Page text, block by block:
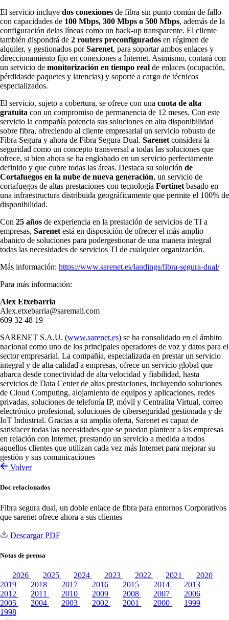
El servicio incluye dos conexiones de fibra sin punto común de fallo
con capacidades de 100 Mbps, 300 Mbps o 500 Mbps, además de la
configuración delas líneas como un back-up transparente. El cliente
también dispondrá de 2 routers preconfigurados en régimen de
alquiler, y gestionados porSarenet, para soportar ambos enlaces y
direccionamiento fijo en conexiones a Internet. Asimismo, contará con
un servicio de monitorización en tiempo real de enlaces (ocupación,
pérdidasde paquetes y latencias) y soporte a cargo de técnicos
especializados.
El servicio, sujeto a cobertura, se ofrece con una cuota de alta
gratuita con un compromiso de permanencia de 12 meses. Con este
servicio la compañía potencia sus soluciones en alta disponibilidad
sobre fibra, ofreciendo al cliente empresarial un servicio robusto de
Fibra Segura y ahora de Fibra Segura Dual. Sarenet considera la
seguridad como un concepto transversal a todas las soluciones que
ofrece, si bien ahora se ha englobado en un servicio perfectamente
definido y que cubre todas las áreas. Destaca su solución de
Cortafuegos en la nube de nueva generación, un servicio de
cortafuegos de altas prestaciones con tecnología Fortinet basado en
una infraestructura distribuida geográficamente que permite el 100% de
disponibilidad.
Con 25 años de experiencia en la prestación de servicios de TI a
empresas, Sarenet está en disposición de ofrecer el más amplio
abanico de soluciones para podergestionar de una manera integral
todas las necesidades de servicios TI de cualquier organización.
Más información: https://www.sarenet.es/landings/fibra-segura-dual/
Para más información:
Alex Etxebarria
Alex.etxebarria@saremail.com
609 32 48 19
SARENET S.A.U. (www.sarenet.es) se ha consolidado en el ámbito
nacional como uno de los principales operadores de voz y datos para el
sector empresarial. La compañía, especializada en prestar un servicio
integral y de alta calidad a empresas, ofrece un servicio global que
abarca desde conectividad de alta velocidad y fiabilidad, hasta
servicios de Data Center de altas prestaciones, incluyendo soluciones
de Cloud Computing, alojamiento de equipos y aplicaciones, redes
privadas, soluciones de telefonía IP, móvil y Centralita Virtual, correo
electrónico profesional, soluciones de ciberseguridad gestionada y de
IoT Industrial. Gracias a su amplia oferta, Sarenet es capaz de
satisfacer todas las necesidades que se puedan plantear a las empresas
en relación con Internet, prestando un servicio a medida a todos
aquellos clientes que utilizan cada vez más Internet para mejorar su
gestión y sus comunicaciones
Volver
Doc relacionados
Fibra segura dual, un doble enlace de fibra para entornos Corporativos
que sarenet ofrece ahora a sus clientes
Descargar PDF
Notas de prensa
2026 2025 2024 2023 2022 2021
2020
2019
2018 2017 2016 2015 2014
2013
2012
2011 2010 2009 2008 2007
2006
2005
2004 2003 2002 2001 2000
1999
1998